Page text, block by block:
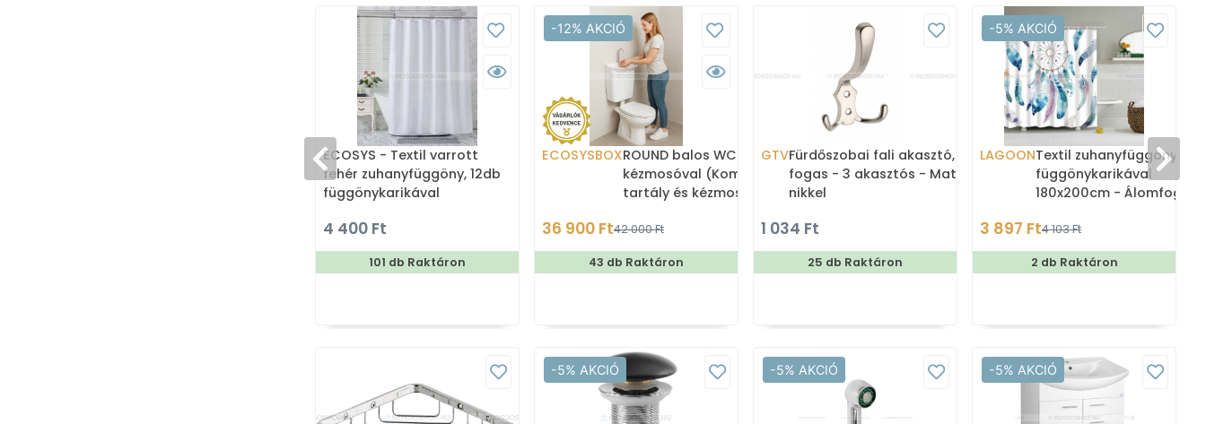
ECOSYS - Textil varrott
fehér zuhanyfüggöny, 12db
függönykarikával
4 400 Ft
101 db Raktáron
-12% AKCIÓ
ECOSYSBOXROUND balos WC tartály
kézmosóval (Kombi WC
tartály és kézmosó)
36 900 Ft42 000 Ft
43 db Raktáron
GTVFürdőszobai fali akasztó,
fogas - 3 akasztós - Matt
nikkel
1 034 Ft
25 db Raktáron
-5% AKCIÓ
LAGOONTextil zuhanyfüggöny
függönykarikával
180x200cm - Álomfogó
3 897 Ft4 103 Ft
2 db Raktáron
-5% AKCIÓ -5% AKCIÓ -5% AKCIÓ